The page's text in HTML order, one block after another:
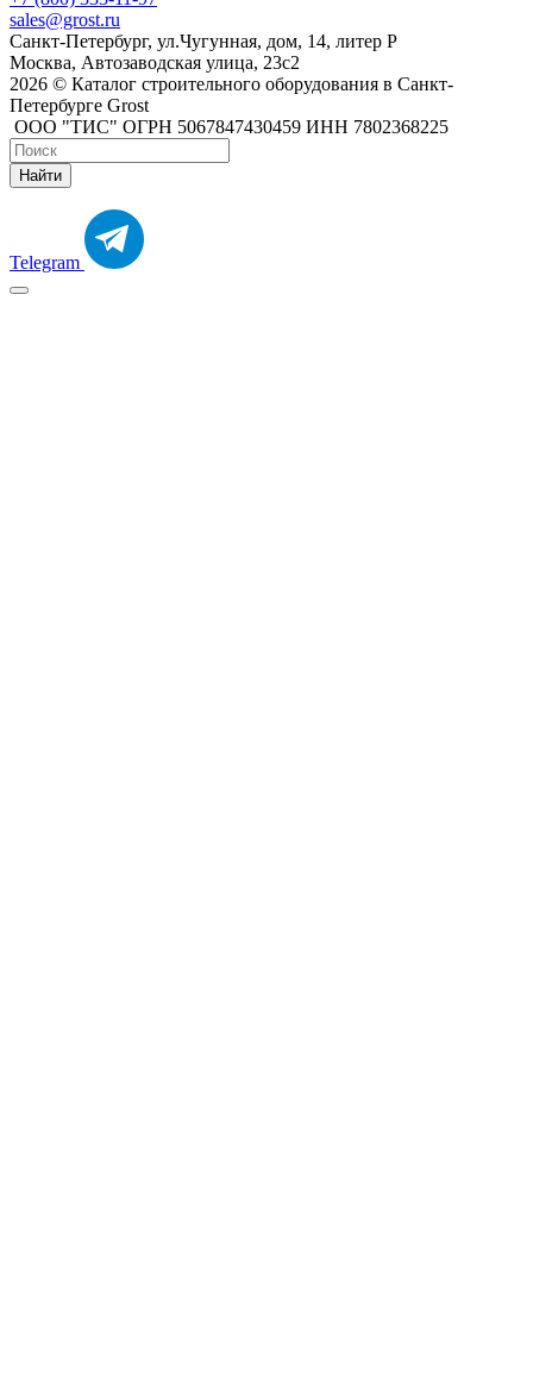
sales@grost.ru
Санкт-Петербург, ул.Чугунная, дом, 14, литер Р
Москва, Автозаводская улица, 23с2
2026 © Каталог строительного оборудования в Санкт-
Петербурге Grost
ООО "ТИС" ОГРН 5067847430459 ИНН 7802368225
Найти
Telegram